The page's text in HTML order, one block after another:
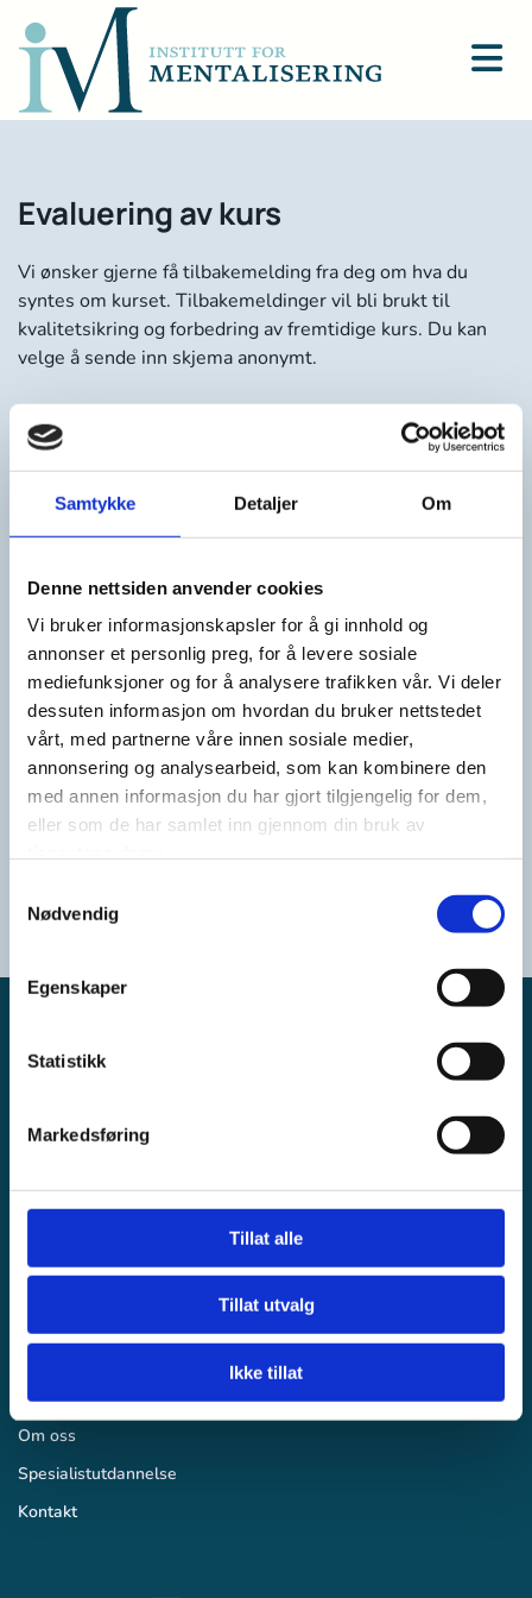
Samtykke Detaljer Om
Denne nettsiden anvender cookies
Vi bruker informasjonskapsler for å gi innhold og
annonser et personlig preg, for å levere sosiale
mediefunksjoner og for å analysere trafikken vår. Vi deler
dessuten informasjon om hvordan du bruker nettstedet
vårt, med partnerne våre innen sosiale medier,
annonsering og analysearbeid, som kan kombinere den
med annen informasjon du har gjort tilgjengelig for dem,
eller som de har samlet inn gjennom din bruk av
Nødvendig
Egenskaper
Statistikk
Markedsføring
Tillat alle
Tillat utvalg
Ikke tillat
Evaluering av kurs
Vi ønsker gjerne få tilbakemelding fra deg om hva du
syntes om kurset. Tilbakemeldinger vil bli brukt til
kvalitetsikring og forbedring av fremtidige kurs. Du kan
velge å sende inn skjema anonymt.
Navn (ikke påkrevd)
Evaluering av kurs*
Orgnr 914 626 374
 post@mentalisering.no
Meny
Våre kurs
Om oss
Spesialistutdannelse
Kontakt